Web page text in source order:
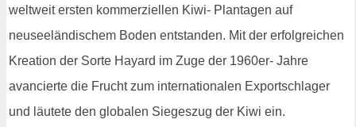
weltweit ersten kommerziellen Kiwi- Plantagen auf
neuseeländischem Boden entstanden. Mit der erfolgreichen
Kreation der Sorte Hayard im Zuge der 1960er- Jahre
avancierte die Frucht zum internationalen Exportschlager
und läutete den globalen Siegeszug der Kiwi ein.